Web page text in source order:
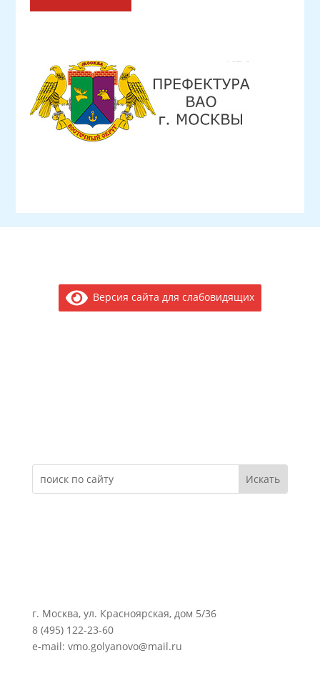
Версия сайта для слабовидящих
г. Москва, ул. Красноярская, дом 5/36
8 (495) 122-23-60
e-mail: vmo.golyanovo@mail.ru